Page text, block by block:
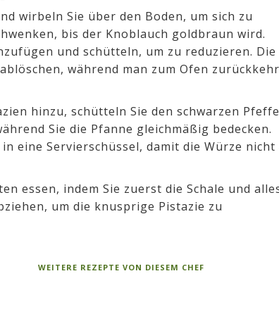
wirbeln Sie über den Boden, um sich zu
bis der Knoblauch goldbraun wird.
und schütteln, um zu reduzieren. Die
während man zum Ofen
hinzu, schütteln Sie den schwarzen
Sie die Pfanne gleichmäßig bedecken.
eine Servierschüssel, damit die Würze nicht
essen, indem Sie zuerst die Schale und
um die knusprige Pistazie zu
WEITERE REZEPTE VON DIESEM CHEF